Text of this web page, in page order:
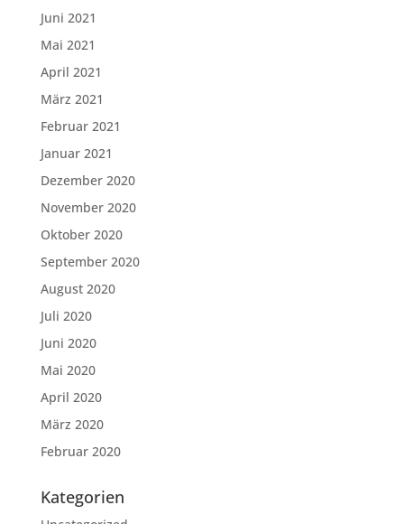
Juni 2021
Mai 2021
April 2021
März 2021
Februar 2021
Januar 2021
Dezember 2020
November 2020
Oktober 2020
September 2020
August 2020
Juli 2020
Juni 2020
Mai 2020
April 2020
März 2020
Februar 2020
Kategorien